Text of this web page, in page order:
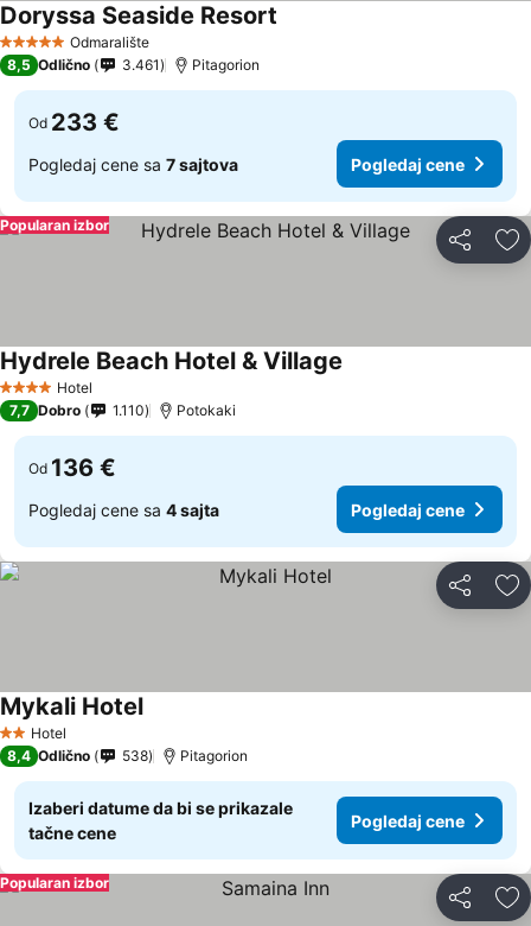
5 ZvezdiceOdmaralište
Doryssa Seaside Resort
8,5 Odlično 3.461 Pitagorion
Od 233 €
Pogledaj cene sa 7 sajtova Pogledaj cene
Deli
Popularan izbor
4 ZvezdiceHotel
Hydrele Beach Hotel & Village
7,7 Dobro 1.110 Potokaki
Od 136 €
Pogledaj cene sa 4 sajta Pogledaj cene
Deli
2 Zvezdice
Hotel
Mykali HotelPogledaj cene
8,4 Odlično 538 Pitagorion
Izaberi datume da bi se prikazale
tačne cene
Pogledaj cene
Deli
Popularan izbor